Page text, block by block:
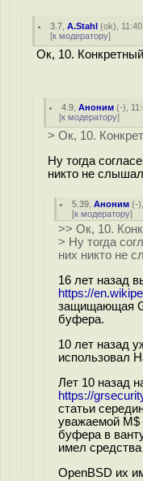
3.7 ,A.Stahl (ok),
[к модератору]
Ок, 10.
4.9 ,Аноним (-),
[к модератору]
> Ок, 10.
Ну тогда
никто не
5.39 ,Аноним (-
[к модератору]
>> Ок, 10.
> Ну тогда
них никто не
16 лет назад
https://
защищающая
буфера.
10 лет назад
использовал
Лет 10 назад
https://
статьи
уважаемой M$
буфера в
имел
OpenBSD их